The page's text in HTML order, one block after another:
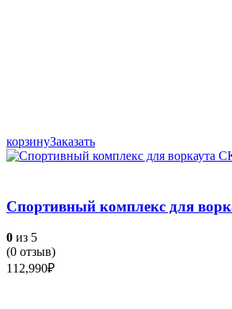
корзинуЗаказать
Спортивный комплекс для
0 из 5
(0 отзыв)
112,990₽